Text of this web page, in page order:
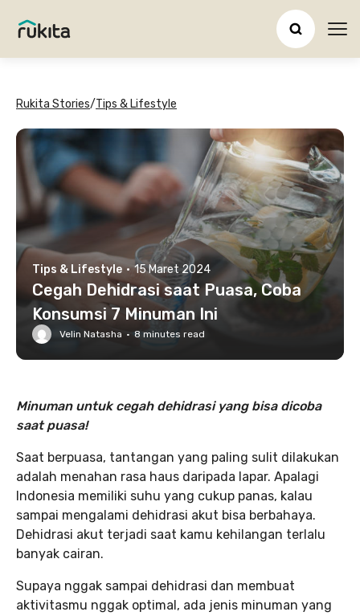
Rukita Stories/Tips & Lifestyle
Tips & Lifestyle · 15 Maret 2024
Cegah Dehidrasi saat Puasa, Coba
Konsumsi 7 Minuman Ini
Velin Natasha · 8 minutes read
Minuman untuk cegah dehidrasi yang bisa dicoba
saat puasa!
Saat berpuasa, tantangan yang paling sulit dilakukan
adalah menahan rasa haus daripada lapar. Apalagi
Indonesia memiliki suhu yang cukup panas, kalau
sampai mengalami dehidrasi akut bisa berbahaya.
Dehidrasi akut terjadi saat kamu kehilangan terlalu
banyak cairan.
Supaya nggak sampai dehidrasi dan membuat
aktivitasmu nggak optimal, ada jenis minuman yang